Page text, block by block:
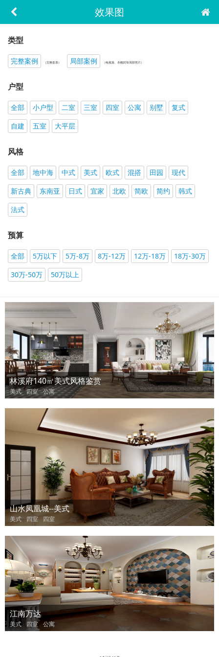
效果图
类型
完整案例 （完整套系） 局部案例 （电视墙、衣帽间等局部照片）
户型
全部 小户型 二室 三室 四室 公寓 别墅
复式
自建
五室 大平层
风格
全部 地中海 中式 美式 欧式 混搭 田园
现代
新古典
东南亚 日式 宜家 北欧 简欧 简约
韩式
法式
预算
全部 5万以下 5万-8万 8万-12万 12万-18万
18万-30万
30万-50万
50万以上
林溪府140㎡美式风格鉴赏
美式 四室 公寓
山水凤凰城--美式
美式 四室 四室
江南万达
美式 四室 公寓